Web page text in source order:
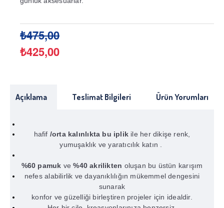
₺425,00
₺475,00
Açıklama Teslimat Bilgileri Ürün Yorumları
hafif /orta kalınlıkta bu iplik ile her dikişe renk,
yumuşaklık ve yaratıcılık katın
%60 pamuk ve%40 akrilikten oluşan bu üstün karışım
nefes alabilirlik ve dayanıklılığın mükemmel dengesini
sunarak
konfor ve güzelliği birleştiren projeler için idealdir.